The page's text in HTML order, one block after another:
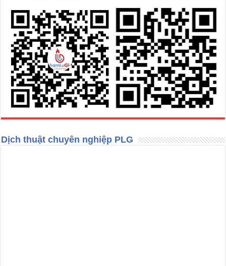
Dịch thuật chuyên nghiệp PLG